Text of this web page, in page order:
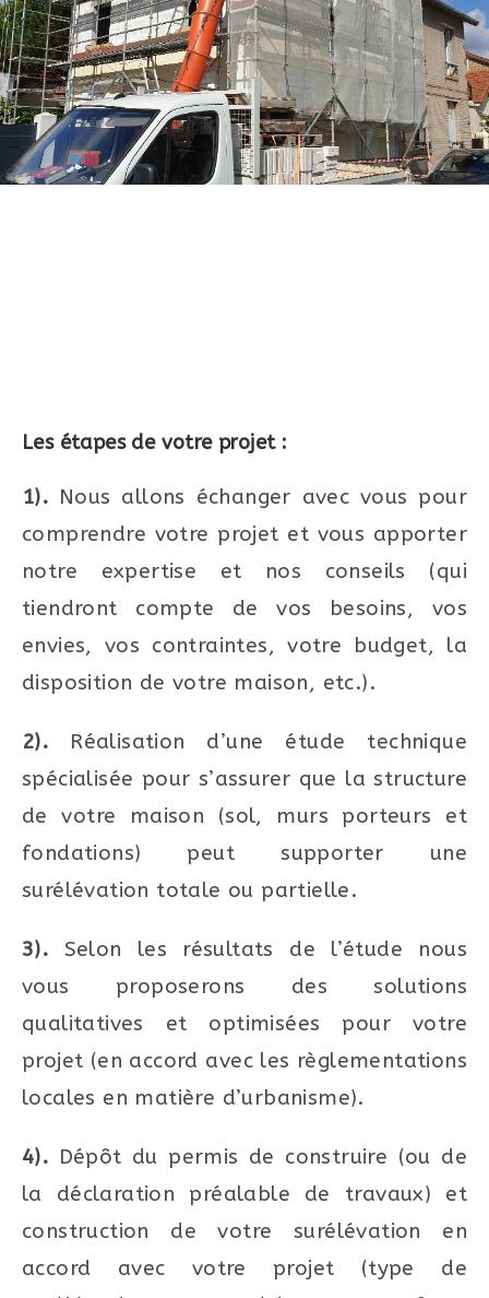
Les étapes de votre projet :
1). Nous allons échanger avec vous pour
comprendre votre projet et vous apporter
notre expertise et nos conseils (qui
tiendront compte de vos besoins, vos
envies, vos contraintes, votre budget, la
disposition de votre maison, etc.).
2). Réalisation d’une étude technique
spécialisée pour s’assurer que la structure
de votre maison (sol, murs porteurs et
fondations) peut supporter une
surélévation totale ou partielle.
3). Selon les résultats de l’étude nous
vous proposerons des solutions
qualitatives et optimisées pour votre
projet (en accord avec les règlementations
locales en matière d’urbanisme).
4). Dépôt du permis de construire (ou de
la déclaration préalable de travaux) et
construction de votre surélévation en
accord avec votre projet (type de